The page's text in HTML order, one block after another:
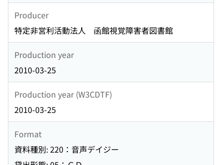
Producer
特定非営利活動法人 函館視覚障害者図書館
Production year
2010-03-25
Production year (W3CDTF)
2010-03-25
Format
資料種別: 220：音声デイジー